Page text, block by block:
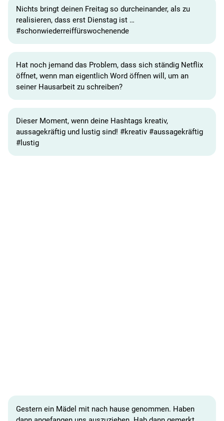
Nichts bringt deinen Freitag so durcheinander, als zu
realisieren, dass erst Dienstag ist …
#schonwiederreiffürswochenende
Hat noch jemand das Problem, dass sich ständig Netflix
öffnet, wenn man eigentlich Word öffnen will, um an
seiner Hausarbeit zu schreiben?
Dieser Moment, wenn deine Hashtags kreativ,
aussagekräftig und lustig sind! #kreativ #aussagekräftig
#lustig
Gestern ein Mädel mit nach hause genommen. Haben